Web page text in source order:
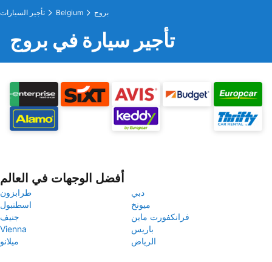
تأجير السيارات Belgium بروج
تأجير سيارة في بروج
أفضل الوجهات في العالم
طرابزون
دبي
اسطنبول
ميونخ
جنيف
فرانكفورت ماين
Vienna
باريس
ميلانو
الرياض